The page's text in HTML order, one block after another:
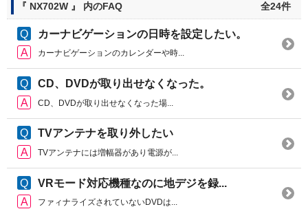
『 NX702W 』 内のFAQ 全24件
カーナビゲーションの日時を設定したい。
カーナビゲーションのカレンダーや時...
CD、DVDが取り出せなくなった。
CD、DVDが取り出せなくなった場...
TVアンテナを取り外したい
TVアンテナには増幅器があり電源が...
VRモード対応機種なのに地デジを録...
ファィナライズされていないDVDは...